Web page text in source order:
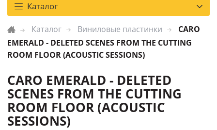
Каталог
Каталог Виниловые пластинки
CARO
EMERALD - DELETED SCENES FROM THE CUTTING
ROOM FLOOR (ACOUSTIC SESSIONS)
CARO EMERALD - DELETED
SCENES FROM THE CUTTING
ROOM FLOOR (ACOUSTIC
SESSIONS)